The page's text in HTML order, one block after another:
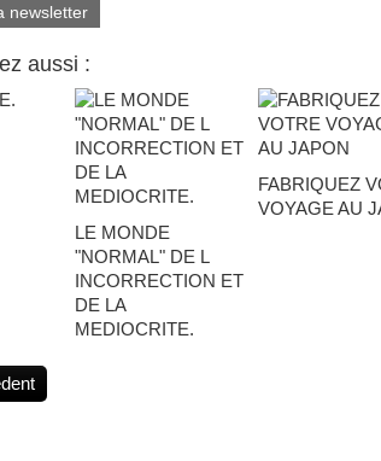
newsletter
aussi :
LE MONDE
"NORMAL" DE L
INCORRECTION ET
DE LA
MEDIOCRITE.
FABRIQUEZ
VOYAGE AU